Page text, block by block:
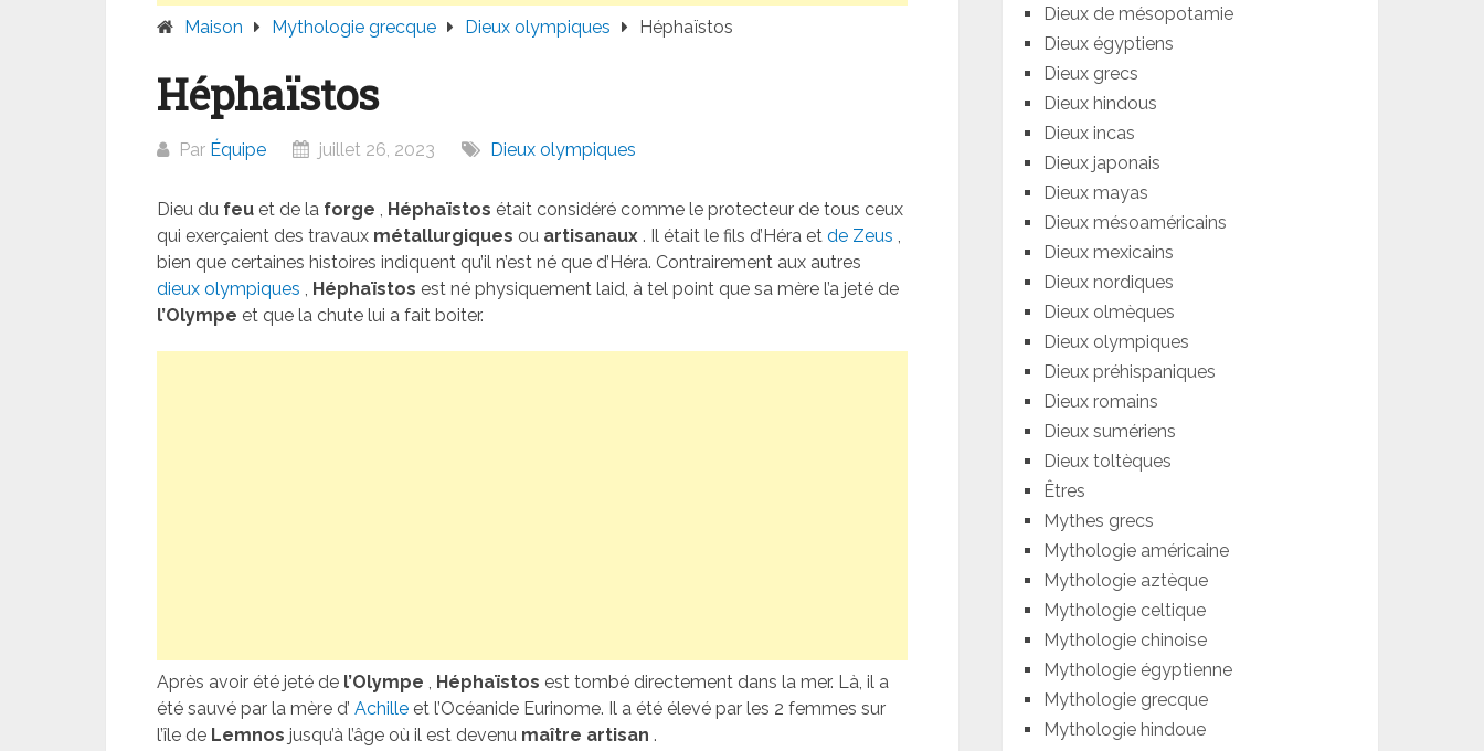
Maison Mythologie grecque Dieux olympiques Héphaïstos
Héphaïstos
Par Équipe juillet 26, 2023 Dieux olympiques
Dieu du feu et de la forge , Héphaïstos était considéré comme le protecteur de tous ceux
qui exerçaient des travaux métallurgiques ou artisanaux . Il était le fils d’Héra et de Zeus ,
bien que certaines histoires indiquent qu’il n’est né que d’Héra. Contrairement aux autres
dieux olympiques , Héphaïstos est né physiquement laid, à tel point que sa mère l’a jeté de
l’Olympe et que la chute lui a fait boiter.
Après avoir été jeté de l’Olympe , Héphaïstos est tombé directement dans la mer. Là, il a
été sauvé par la mère d’ Achille et l’Océanide Eurinome. Il a été élevé par les 2 femmes sur
l’île de Lemnos jusqu’à l’âge où il est devenu maître artisan .
Dieux de mésopotamie
Dieux égyptiens
Dieux grecs
Dieux hindous
Dieux incas
Dieux japonais
Dieux mayas
Dieux mésoaméricains
Dieux mexicains
Dieux nordiques
Dieux olmèques
Dieux olympiques
Dieux préhispaniques
Dieux romains
Dieux sumériens
Dieux toltèques
Êtres
Mythes grecs
Mythologie américaine
Mythologie aztèque
Mythologie celtique
Mythologie chinoise
Mythologie égyptienne
Mythologie grecque
Mythologie hindoue